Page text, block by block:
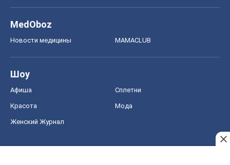
MedOboz
Новости медицины MAMACLUB
Шоу
Афиша Сплетни
Красота Мода
Женский Журнал